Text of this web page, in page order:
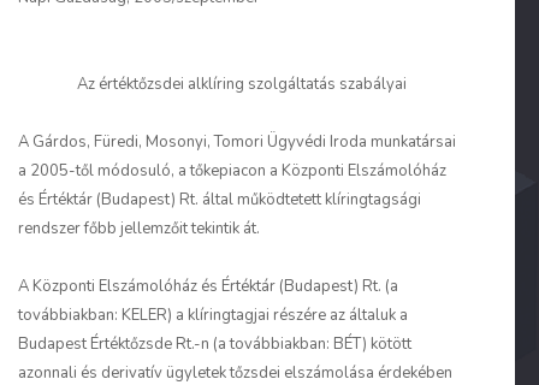
Az értéktőzsdei alklíring szolgáltatás szabályai
A Gárdos, Füredi, Mosonyi, Tomori Ügyvédi Iroda munkatársai
a 2005-től módosuló, a tőkepiacon a Központi Elszámolóház
és Értéktár (Budapest) Rt. által működtetett klíringtagsági
rendszer főbb jellemzőit tekintik át.
A Központi Elszámolóház és Értéktár (Budapest) Rt. (a
továbbiakban: KELER) a klíringtagjai részére az általuk a
Budapest Értéktőzsde Rt.-n (a továbbiakban: BÉT) kötött
azonnali és derivatív ügyletek tőzsdei elszámolása érdekében